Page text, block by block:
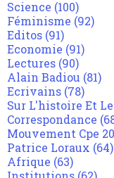
Science (100)
Féminisme (92)
Editos (91)
Economie (91)
Lectures (90)
Alain Badiou (81)
Ecrivains (78)
Sur L'histoire Et
Correspondance
Mouvement Cpe
Patrice Loraux (64)
Afrique (63)